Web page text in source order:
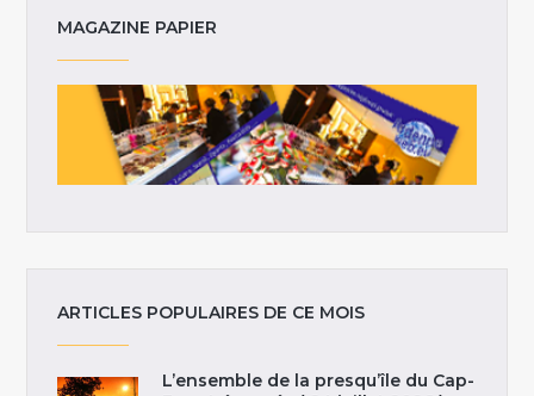
MAGAZINE PAPIER
ARTICLES POPULAIRES DE CE MOIS
L’ensemble de la presqu’île du Cap-